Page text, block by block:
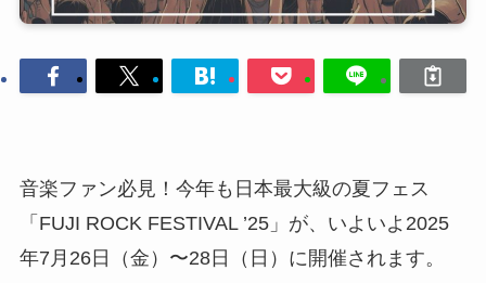
音楽ファン必見！今年も日本最大級の夏フェス
「FUJI ROCK FESTIVAL ’25」が、いよいよ2025
年7月26日（金）〜28日（日）に開催されます。